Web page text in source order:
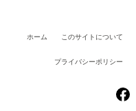
ホーム このサイトについて
プライバシーポリシー